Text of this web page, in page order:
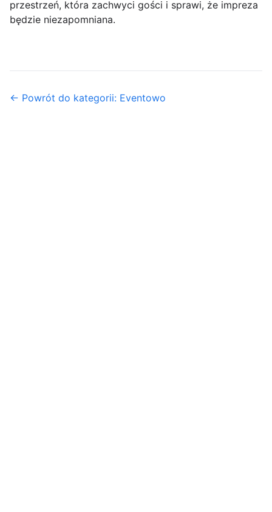
przestrzeń, która zachwyci gości i sprawi, że impreza
będzie niezapomniana.
← Powrót do kategorii: Eventowo